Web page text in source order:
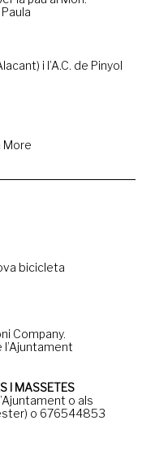
i l’A.C. de Pinyol
More
bicicleta
Company.
l’Ajuntament
I MASSETES
o als
o 676544853